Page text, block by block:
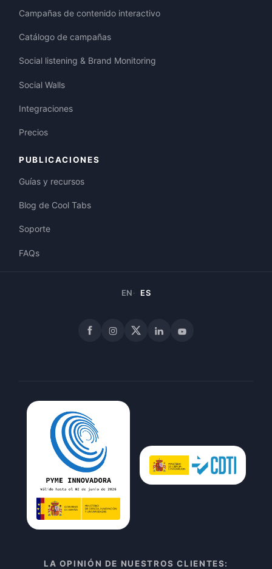
Campañas de contenido interactivo
Catálogo de campañas
Social listening & Brand Monitoring
Social Walls
Integraciones
Precios
PUBLICACIONES
Guías y recursos
Blog de Cool Tabs
Soporte
FAQs
EN ES
FacebookInstagram
X LinkedInYouTube
LA OPINIÓN DE NUESTROS CLIENTES: